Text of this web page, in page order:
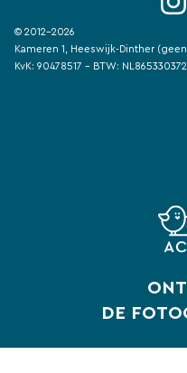
© 2012-2026
Kameren 1, Heeswijk-Dinther
KvK: 90478517 - BTW:
DE